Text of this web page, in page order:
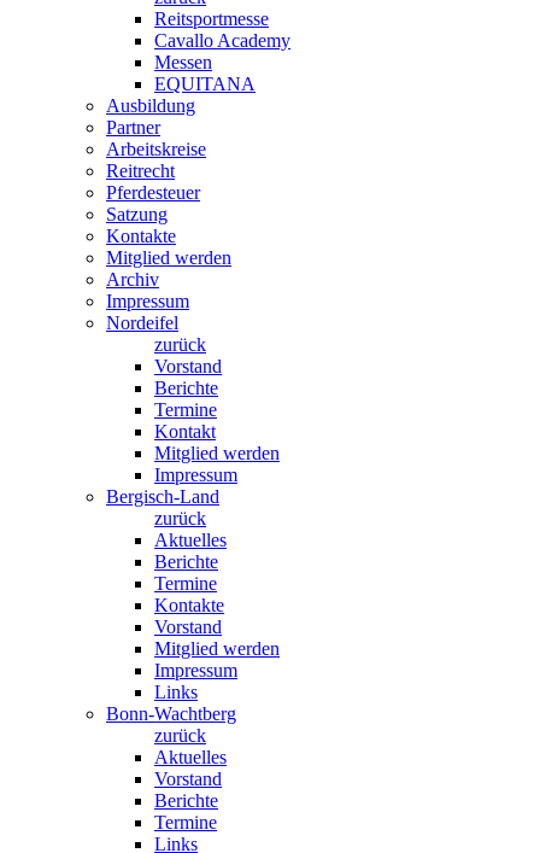
Reitsportmesse
Cavallo Academy
Messen
EQUITANA
Ausbildung
Partner
Arbeitskreise
Reitrecht
Pferdesteuer
Satzung
Kontakte
Mitglied werden
Archiv
Impressum
Nordeifel
zurück
Vorstand
Berichte
Termine
Kontakt
Mitglied werden
Impressum
Bergisch-Land
zurück
Aktuelles
Berichte
Termine
Kontakte
Vorstand
Mitglied werden
Impressum
Links
Bonn-Wachtberg
zurück
Aktuelles
Vorstand
Berichte
Termine
Links